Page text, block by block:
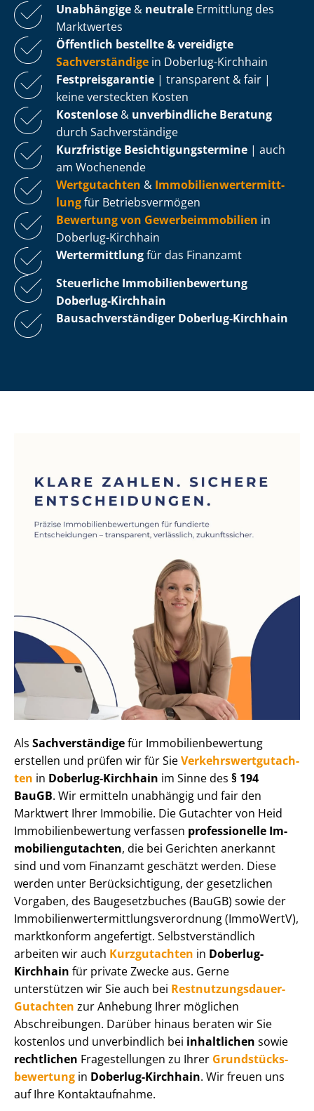
Unabhängige & neutrale Ermittlung des
Marktwertes
Öffentlich bestellte & vereidigte
Sachverständige in Doberlug-Kirchhain
Fest­preis­ga­ran­tie | transparent & fair |
keine versteckten Kosten
Kostenlose & unverbindliche Beratung
durch Sachverständige
Kurzfristige Be­sich­ti­gungs­ter­mi­ne | auch
am Wochenende
Wertgutachten & Im­mo­bi­li­en­wert­ermitt­
lungfür Be­triebs­ver­mö­gen
Bewertung von Ge­wer­be­im­mo­bi­li­en in
Doberlug-Kirchhain
Wertermittlungfür das Finanzamt
Steuerliche Im­mo­bi­li­en­be­wer­tung
Doberlug-Kirchhain
Bau­sach­ver­stän­di­ger Doberlug-Kirchhain
Als Sachverständigefür Im­mo­bi­li­en­be­wer­tung
erstellen und prüfen wir für SieVer­kehrs­wert­gut­ach­
ten in Doberlug-Kirchhain im Sinne des § 194
BauGB. Wir ermitteln unabhängig und fair den
Marktwert Ihrer Immobilie. Die Gutachter von Heid
Im­mo­bi­li­en­be­wer­tung verfassen professionelle Im­
mo­bi­li­en­gut­ach­ten, die bei Gerichten anerkannt
sind und vom Finanzamt geschätzt werden. Diese
werden unter Be­rück­sich­ti­gung, der gesetzlichen
Vorgaben, des Baugesetzbuches (BauGB) sowie der
Im­mo­bi­li­en­wert­ermitt­lungs­ver­ord­nung (ImmoWertV),
marktkonform angefertigt. Selbst­ver­ständ­lich
arbeiten wir auch Kurzgutachten in Doberlug-
Kirchhain für private Zwecke aus. Gerne
unterstützen wir Sie auch bei Rest­nut­zungs­dau­er-
Gutachten zur Anhebung Ihrer möglichen
Abschreibungen. Darüber hinaus beraten wir Sie
kostenlos und unverbindlich bei inhaltlichen sowie
rechtlichen Fragestellungen zu Ihrer Grund­stücks­
be­wer­tung in Doberlug-Kirchhain. Wir freuen uns
auf Ihre Kontaktaufnahme.